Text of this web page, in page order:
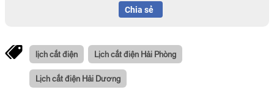
Chia sẻ
lịch cắt điện Lịch cắt điện Hải Phòng
Lịch cắt điện Hải Dương